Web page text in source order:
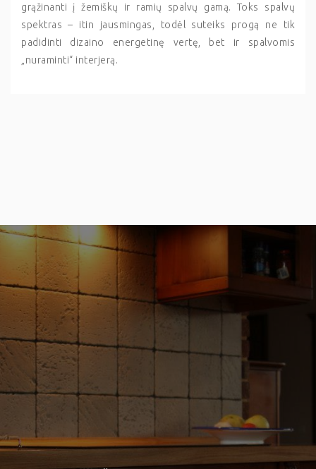
grąžinanti į žemiškų ir ramių spalvų gamą. Toks spalvų
spektras – itin jausmingas, todėl suteiks progą ne tik
padidinti dizaino energetinę vertę, bet ir spalvomis
„nuraminti“ interjerą.